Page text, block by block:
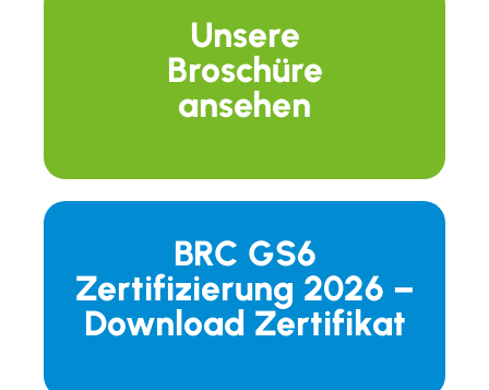
Unsere
Broschüre
ansehen
BRC GS6
Zertifizierung 2026 –
Download Zertifikat